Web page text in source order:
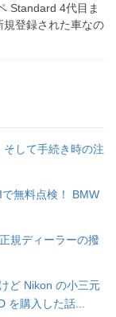
Standard 4代目ま
登録された車なの
して手続き時の注
無料点検！ BMW
規ディーラーの撥
ど Nikon の小三元
を購入した話...